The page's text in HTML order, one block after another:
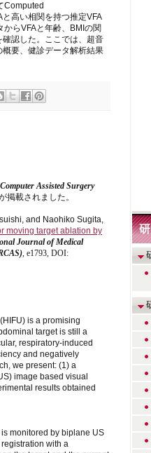
Computed
高い相関を持つ推定VFA
らVFAと年齢、BMIの関
認した。ここでは、超音
要、健診データ解析結果
Assisted Surgery
掲載されました。
and Naohiko Sugita,
moving target ablation by
Journal of Medical
e1793, DOI:
is a promising
target is still a
respiratory-induced
and negatively
we present: (1) a
image based visual
results obtained
monitored by biplane US
with a